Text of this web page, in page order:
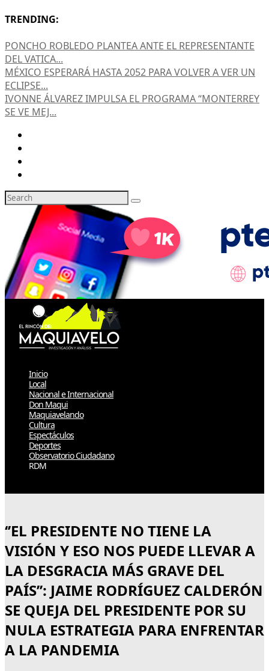
TRENDING:
PONCHO ROBLEDO PLANTEA ANTE EL REPRESENTANTE
DEL VATICA...
MÉXICO ESPERARÁ HASTA 2052 PARA VOLVER A VER UN
ECLIPSE...
IVONNE ÁLVAREZ IMPULSA EL PROGRAMA “MONTERREY
SE VE MEJ...
Inicio
Local
Nacional e Internacional
Don Maqui
Maquiavelando
Cultura
Espectáculos
Deportes
Observatorio Ciudadano
RDM
‘’EL PRESIDENTE NO TIENE LA
VISIÓN Y ESO NOS PUEDE LLEVAR A
LA DESGRACIA MÁS GRAVE DEL
PAÍS’’: JAIME RODRÍGUEZ CALDERÓN
SE QUEJA DEL PRESIDENTE POR SU
NULA ESTRATEGIA PARA ENFRENTAR
A LA PANDEMIA